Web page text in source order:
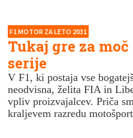
F1 MOTOR ZA LETO 2031
Tukaj gre za
serije
V F1, ki postaja vse
neodvisna, želita FIA in
vpliv proizvajalcev. Priča
kraljevem razredu